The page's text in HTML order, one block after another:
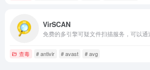
VirSCAN
查毒 # antivir # avast # avg